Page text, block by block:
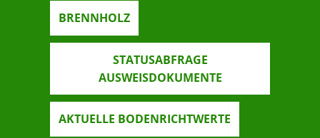
BRENNHOLZ
STATUSABFRAGE
AUSWEISDOKUMENTE
AKTUELLE BODENRICHTWERTE